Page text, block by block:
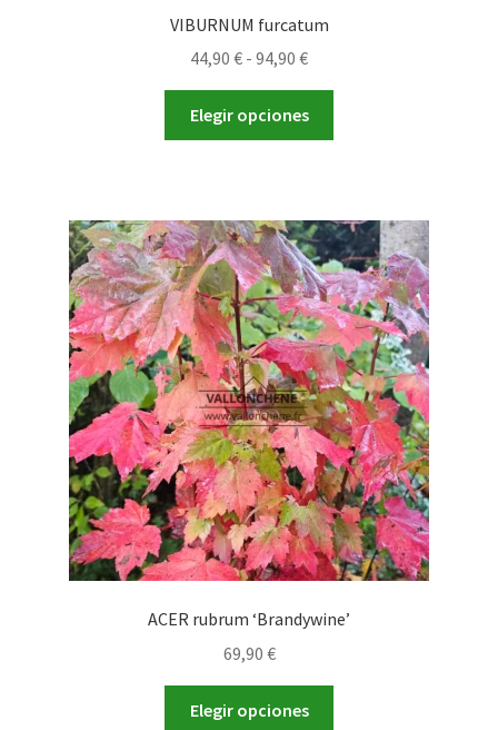
VIBURNUM furcatum
44,90 € - 94,90 €Rango
de
precios:
desde
94,90 €
Elegir opciones
Las
opciones
se
pueden
elegir
en
la
página
de
producto
ACER rubrum ‘Brandywine’
69,90 €
Elegir opciones